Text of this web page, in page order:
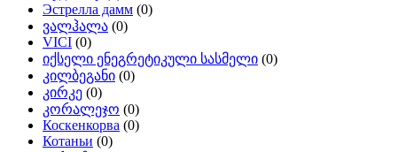
Эстрелла дамм (0)
ვალჰალა (0)
VICI (0)
იქსელი ენეგრეტიკული სასმელი (0)
კილბეგანი (0)
კირკე (0)
კორალეჯო (0)
Коскенкорва (0)
Котаньи (0)